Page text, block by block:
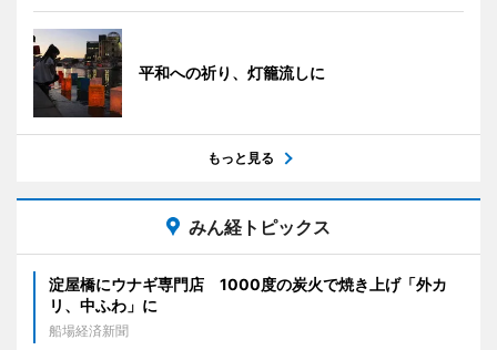
平和への祈り、灯籠流しに
もっと見る
みん経トピックス
淀屋橋にウナギ専門店 1000度の炭火で焼き上げ「外カ
リ、中ふわ」に
船場経済新聞